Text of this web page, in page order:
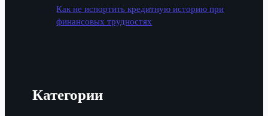
Как не испортить кредитную историю при
финансовых трудностях
Категории